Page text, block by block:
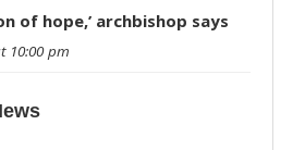
of hope,’ archbishop says
10:00 pm